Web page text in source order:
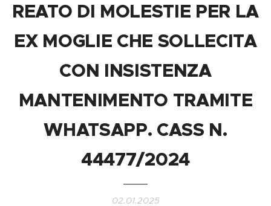
REATO DI MOLESTIE PER LA
EX MOGLIE CHE SOLLECITA
CON INSISTENZA
MANTENIMENTO TRAMITE
WHATSAPP. CASS N.
44477/2024
02.01.2025